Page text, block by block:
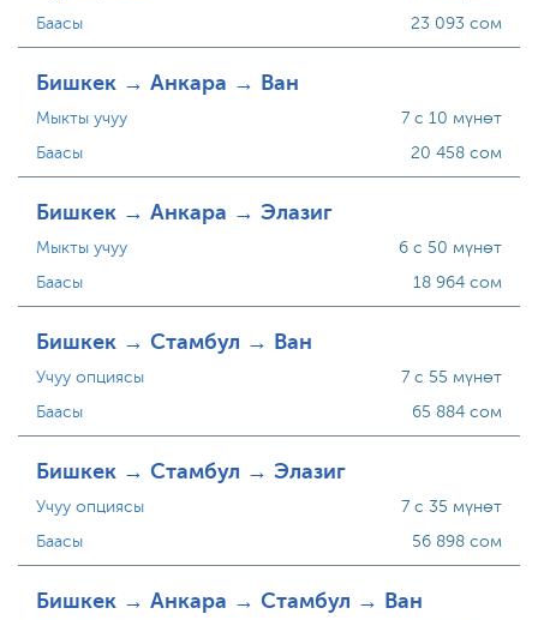
Баасы
23 093 сом
Бишкек → Анкара → Ван
Мыкты учуу
Баасы
7 с 10 мүнөт
20 458 сом
Бишкек → Анкара → Элазиг
Мыкты учуу
Баасы
6 с 50 мүнөт
18 964 сом
Бишкек → Стамбул → Ван
Учуу опциясы
Баасы
7 с 55 мүнөт
65 884 сом
Бишкек → Стамбул → Элазиг
Учуу опциясы
Баасы
7 с 35 мүнөт
56 898 сом
Бишкек → Анкара → Стамбул → Ван